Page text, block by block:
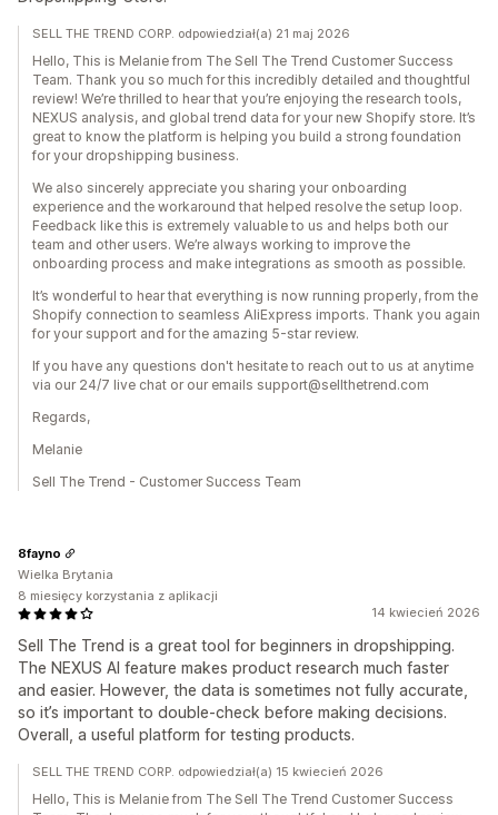
SELL THE TREND CORP. odpowiedział(a) 21 maj 2026
Hello, This is Melanie from The Sell The Trend Customer Success
Team. Thank you so much for this incredibly detailed and thoughtful
review! We’re thrilled to hear that you’re enjoying the research tools,
NEXUS analysis, and global trend data for your new Shopify store. It’s
great to know the platform is helping you build a strong foundation
for your dropshipping business.
We also sincerely appreciate you sharing your onboarding
experience and the workaround that helped resolve the setup loop.
Feedback like this is extremely valuable to us and helps both our
team and other users. We’re always working to improve the
onboarding process and make integrations as smooth as possible.
It’s wonderful to hear that everything is now running properly, from the
Shopify connection to seamless AliExpress imports. Thank you again
for your support and for the amazing 5-star review.
If you have any questions don't hesitate to reach out to us at anytime
via our 24/7 live chat or our emails support@sellthetrend.com
Regards,
Melanie
Sell The Trend - Customer Success Team
14 kwiecień 2026
Sell The Trend is a great tool for beginners in dropshipping.
The NEXUS AI feature makes product research much faster
and easier. However, the data is sometimes not fully accurate,
so it’s important to double-check before making decisions.
Overall, a useful platform for testing products.
8fayno
Wielka Brytania
8 miesięcy korzystania z aplikacji
SELL THE TREND CORP. odpowiedział(a) 15 kwiecień 2026
Hello, This is Melanie from The Sell The Trend Customer Success